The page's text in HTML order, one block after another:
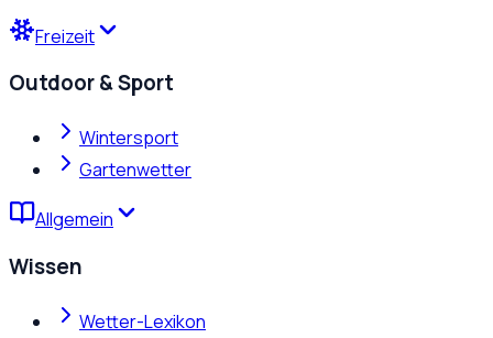
Freizeit
Outdoor & Sport
Wintersport
Gartenwetter
Allgemein
Wissen
Wetter-Lexikon